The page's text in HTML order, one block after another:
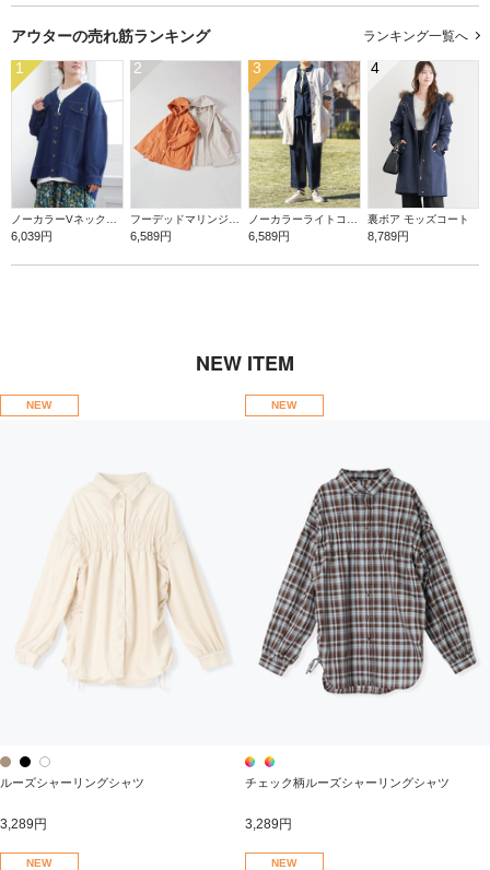
アウターの売れ筋ランキング ランキング一覧へ
1
6,039円
2
6,589円
3
6,589円
4
裏ボア モッズコート
8,789円
NEW ITEM
NEW
ルーズシャーリングシャツ
3,289円
NEW
チェック柄ルーズシャーリングシャツ
3,289円
NEW NEW